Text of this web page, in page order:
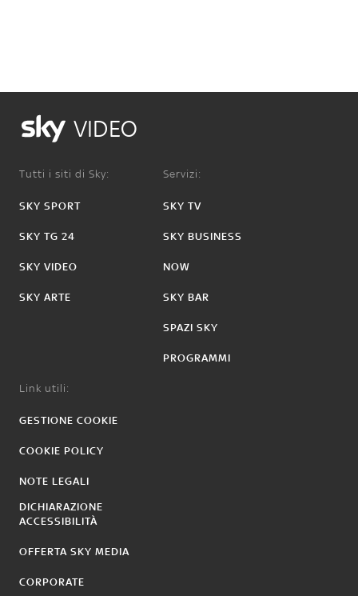
VIDEO
Tutti i siti di Sky:
SKY SPORT
SKY TG 24
SKY VIDEO
SKY ARTE
Servizi:
SKY TV
SKY BUSINESS
NOW
SKY BAR
SPAZI SKY
PROGRAMMI
Link utili:
GESTIONE COOKIE
COOKIE POLICY
NOTE LEGALI
DICHIARAZIONE
ACCESSIBILITÀ
OFFERTA SKY MEDIA
CORPORATE